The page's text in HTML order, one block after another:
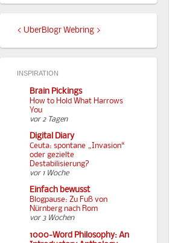
< UberBlogr Webring >
INSPIRATION
Brain Pickings
How to Hold What Harrows
You
vor 2 Tagen
Digital Diary
Ceuta: spontane „Invasion“
oder gezielte
Destabilisierung?
vor 1 Woche
Einfach bewusst
Blogpause: Zu Fuß von
Nürnberg nach Rom
vor 3 Wochen
1000-Word Philosophy: An